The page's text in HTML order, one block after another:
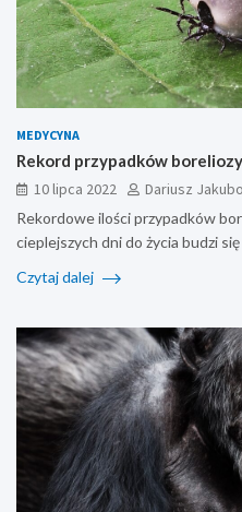
MEDYCYNA
Rekord przypadków
10 lipca 2022
Dariusz
Rekordowe ilości przypadków
cieplejszych dni do życia budzi
Czytaj dalej